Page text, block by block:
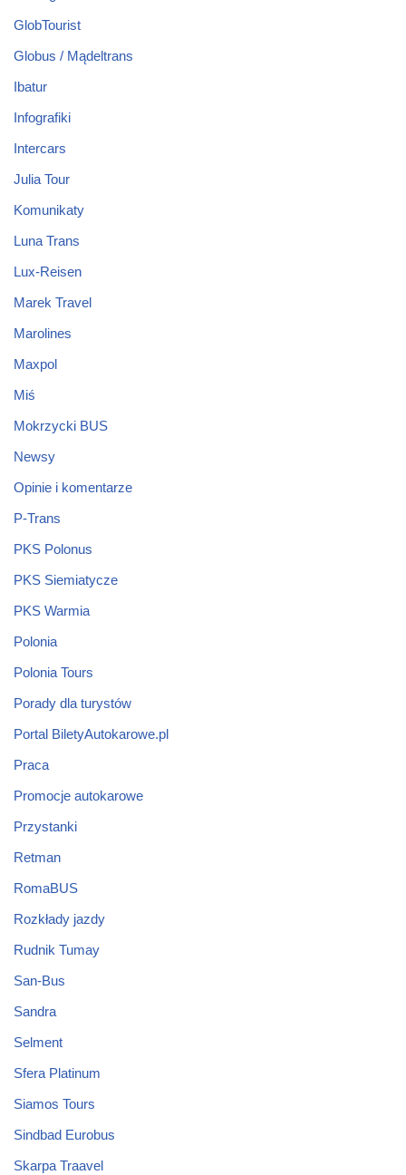
GlobTourist
Globus / Mądeltrans
Ibatur
Infografiki
Intercars
Julia Tour
Komunikaty
Luna Trans
Lux-Reisen
Marek Travel
Marolines
Maxpol
Miś
Mokrzycki BUS
Newsy
Opinie i komentarze
P-Trans
PKS Polonus
PKS Siemiatycze
PKS Warmia
Polonia
Polonia Tours
Porady dla turystów
Portal BiletyAutokarowe.pl
Praca
Promocje autokarowe
Przystanki
Retman
RomaBUS
Rozkłady jazdy
Rudnik Tumay
San-Bus
Sandra
Selment
Sfera Platinum
Siamos Tours
Sindbad Eurobus
Skarpa Traavel